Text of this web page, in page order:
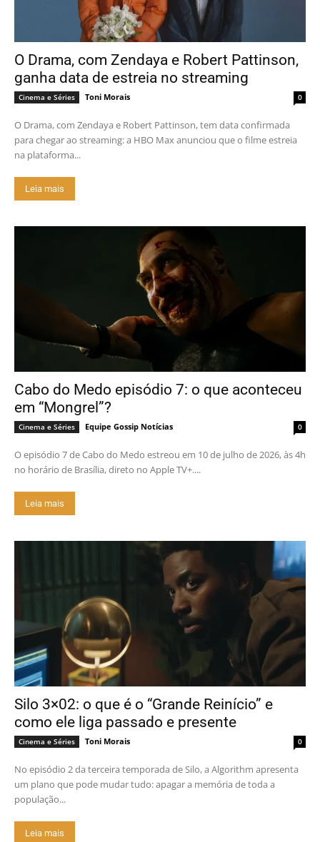
O Drama, com Zendaya e Robert Pattinson,
ganha data de estreia no streaming
Cinema e Séries Toni Morais 0
O Drama, com Zendaya e Robert Pattinson, tem data confirmada
para chegar ao streaming: a HBO Max anunciou que o filme estreia
na plataforma...
Leia mais
Cabo do Medo episódio 7: o que aconteceu
em “Mongrel”?
Cinema e Séries Equipe Gossip Notícias 0
O episódio 7 de Cabo do Medo estreou em 10 de julho de 2026, às 4h
no horário de Brasília, direto no Apple TV+....
Leia mais
Silo 3×02: o que é o “Grande Reinício” e
como ele liga passado e presente
Cinema e Séries Toni Morais 0
No episódio 2 da terceira temporada de Silo, a Algorithm apresenta
um plano que pode mudar tudo: apagar a memória de toda a
população...
Leia mais